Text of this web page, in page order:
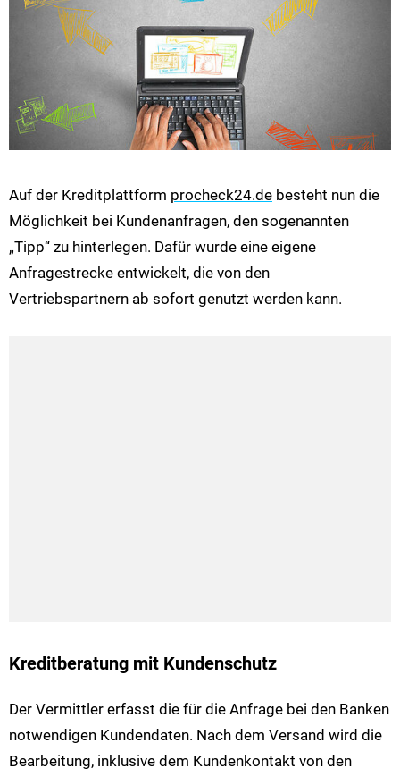
Auf der Kreditplattform procheck24.de besteht nun die
Möglichkeit bei Kundenanfragen, den sogenannten
„Tipp“ zu hinterlegen. Dafür wurde eine eigene
Anfragestrecke entwickelt, die von den
Vertriebspartnern ab sofort genutzt werden kann.
Kreditberatung mit Kundenschutz
Der Vermittler erfasst die für die Anfrage bei den Banken
notwendigen Kundendaten. Nach dem Versand wird die
Bearbeitung, inklusive dem Kundenkontakt von den